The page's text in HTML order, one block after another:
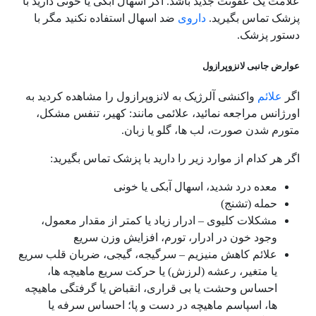
پزشک تماس بگیرید. داروی ضد اسهال استفاده نکنید مگر با
دستور پزشک.
عوارض جانبی لانزوپرازول
اگر علائم واکنشی آلرژیک به لانزوپرازول را مشاهده کردید به
اورژانس مراجعه نمائید، علائمی مانند: کهیر، تنفس مشکل،
متورم شدن صورت، لب ها، گلو یا زبان.
اگر هر کدام از موارد زیر را دارید با پزشک تماس بگیرید:
معده درد شدید، اسهال آبکی یا خونی
حمله (تشنج)
مشکلات کلیوی – ادرار زیاد یا کمتر از مقدار معمول،
وجود خون در ادرار، تورم، افزایش وزن سریع
علائم کاهش منیزیم – سرگیجه، گیجی، ضربان قلب سریع
یا متغیر، رعشه (لرزش) یا حرکت سریع ماهیچه ها،
احساس وحشت یا بی قراری، انقباض یا گرفتگی ماهیچه
ها، اسپاسم ماهیچه در دست و پا؛ احساس سرفه یا